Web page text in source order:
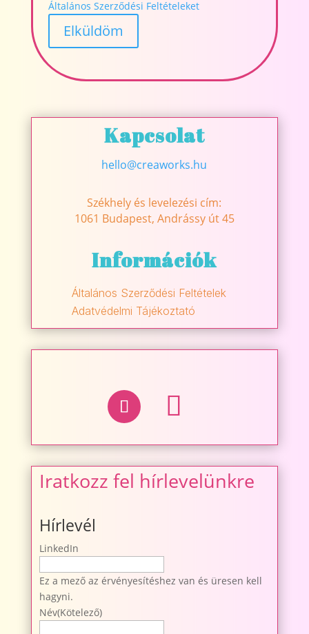
Általános Szerződési Feltételeket
Kapcsolat
hello@creaworks.hu
Székhely és levelezési cím:
1061 Budapest, Andrássy út 45
Információk
Általános Szerződési Feltételek
Adatvédelmi Tájékoztató
Iratkozz fel hírlevelünkre
Hírlevél
LinkedIn
Ez a mező az érvényesítéshez van és üresen kell
hagyni.
Név(Kötelező)